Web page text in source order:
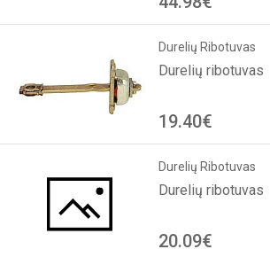
Durelių Ribotuvas
Durelių ribotuvas
19.40€
Durelių Ribotuvas
Durelių ribotuvas
20.09€